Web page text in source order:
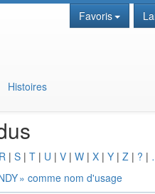
Favoris
Histoires
R | S | T | U | V | W | X | Y | Z | ? |
» comme nom d'usage